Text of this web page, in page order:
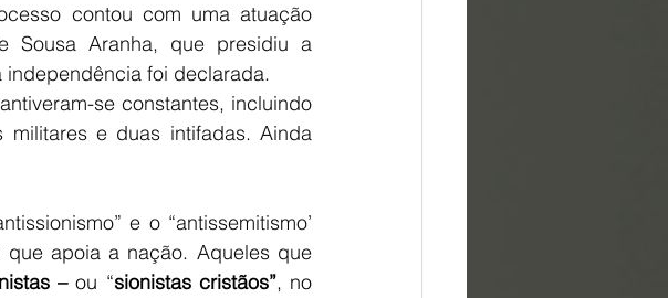
contou com uma atuação
Sousa Aranha, que presidiu a
independência foi declarada.
se constantes, incluindo
e duas intifadas. Ainda
e o “antissemitismo’
apoia a nação. Aqueles que
– ou “sionistas cristãos”, no